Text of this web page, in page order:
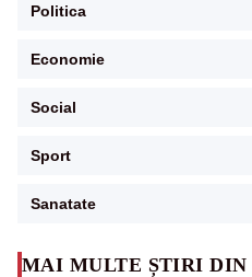
MAI MULTE ȘTIRI DIN
Politica
Economie
Social
Sport
Sanatate